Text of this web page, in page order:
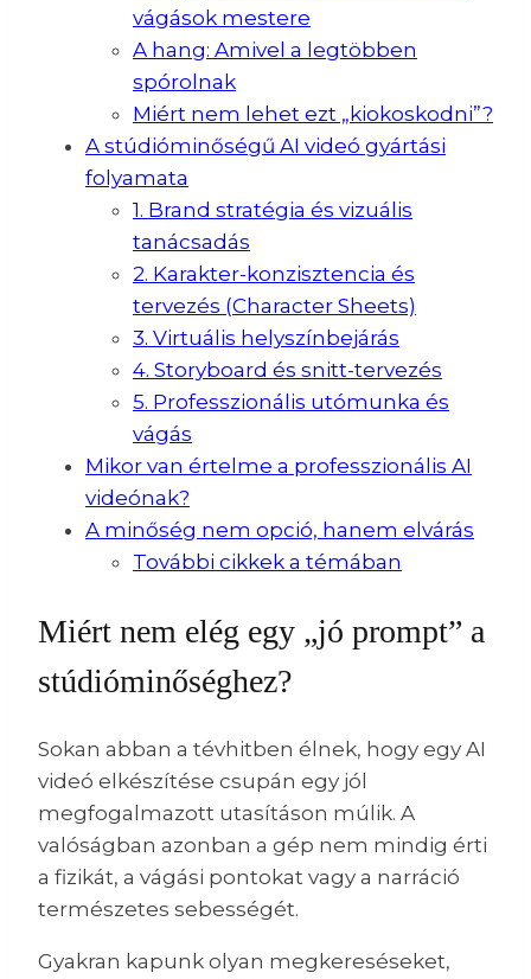
vágások mestere
A hang: Amivel a legtöbben
spórolnak
Miért nem lehet ezt „kiokoskodni”?
A stúdióminőségű AI videó gyártási
folyamata
1. Brand stratégia és vizuális
tanácsadás
2. Karakter-konzisztencia és
tervezés (Character Sheets)
3. Virtuális helyszínbejárás
4. Storyboard és snitt-tervezés
5. Professzionális utómunka és
vágás
Mikor van értelme a professzionális AI
videónak?
A minőség nem opció, hanem elvárás
További cikkek a témában
Miért nem elég egy „jó prompt” a
stúdióminőséghez?
Sokan abban a tévhitben élnek, hogy egy AI
videó elkészítése csupán egy jól
megfogalmazott utasításon múlik. A
valóságban azonban a gép nem mindig érti
a fizikát, a vágási pontokat vagy a narráció
természetes sebességét.
Gyakran kapunk olyan megkereséseket,